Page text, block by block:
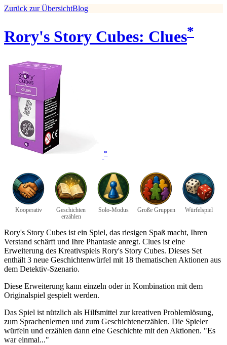
Zurück zur ÜbersichtBlog
Rory's Story Cubes: Clues*
*
Kooperativ
Geschichten
erzählen
Solo-Modus Große Gruppen Würfelspiel
Rory's Story Cubes ist ein Spiel, das riesigen Spaß macht, Ihren
Verstand schärft und Ihre Phantasie anregt. Clues ist eine
Erweiterung des Kreativspiels Rory's Story Cubes. Dieses Set
enthält 3 neue Geschichtenwürfel mit 18 thematischen Aktionen aus
dem Detektiv-Szenario.
Diese Erweiterung kann einzeln oder in Kombination mit dem
Originalspiel gespielt werden.
Das Spiel ist nützlich als Hilfsmittel zur kreativen Problemlösung,
zum Sprachenlernen und zum Geschichtenerzählen. Die Spieler
würfeln und erzählen dann eine Geschichte mit den Aktionen. "Es
war einmal..."